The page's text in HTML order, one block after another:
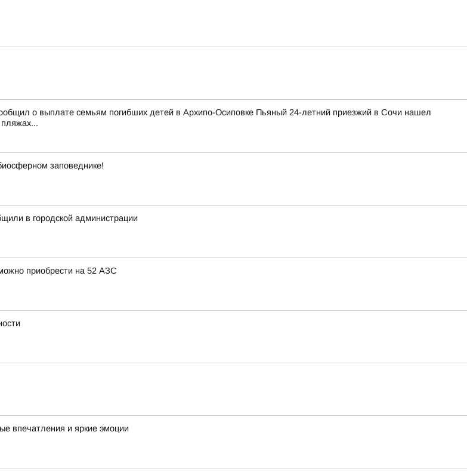
о выплате семьям погибших детей в Архипо-Осиповке Пьяный 24-летний приезжий в Сочи нашел
заповеднике!
в городской администрации
приобрести на 52 АЗС
впечатления и яркие эмоции